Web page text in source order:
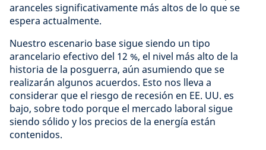
aranceles significativamente más altos de lo que se
espera actualmente.
Nuestro escenario base sigue siendo un tipo
arancelario efectivo del 12 %, el nivel más alto de la
historia de la posguerra, aún asumiendo que se
realizarán algunos acuerdos. Esto nos lleva a
considerar que el riesgo de recesión en EE. UU. es
bajo, sobre todo porque el mercado laboral sigue
siendo sólido y los precios de la energía están
contenidos.